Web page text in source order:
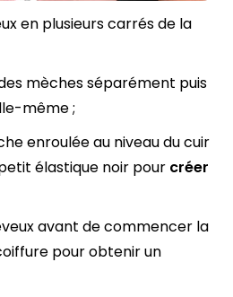
en plusieurs carrés de la
mèches séparément puis
même ;
enroulée au niveau du cuir
élastique noir pour créer
avant de commencer la
pour obtenir un